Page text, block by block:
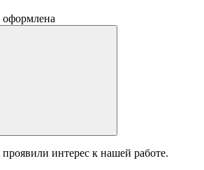
проявили интерес к нашей работе.